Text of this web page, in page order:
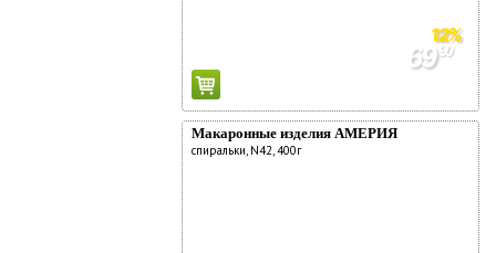
12%
6990
Макаронные изделия АМЕРИЯ
спиральки, N42, 400г